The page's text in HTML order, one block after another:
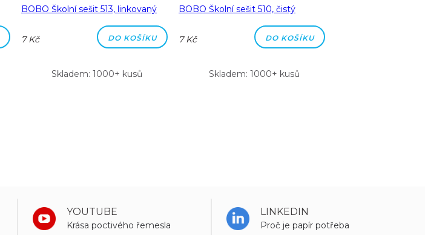
BOBO Školní sešit 513, linkovaný
7 Kč DO KOŠÍKU
Skladem: 1000+ kusů
BOBO Školní sešit 510, čistý
7 Kč DO KOŠÍKU
Skladem: 1000+ kusů
YOUTUBE
Krása poctivého řemesla
LINKEDIN
Proč je papír potřeba